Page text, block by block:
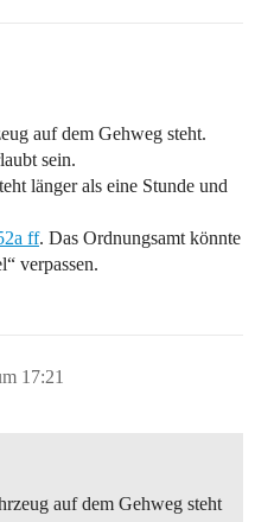
auf dem Gehweg steht.
sein.
länger als eine Stunde und
ff. Das Ordnungsamt könnte
verpassen.
17:21
auf dem Gehweg steht